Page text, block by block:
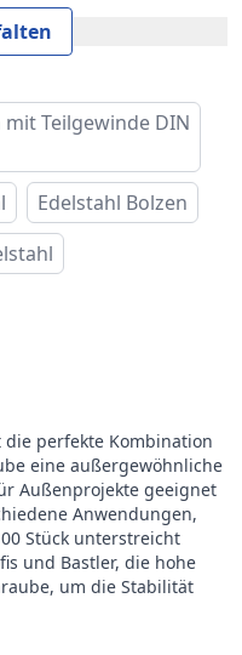
DIN 931
Sechskantkopf
ISO 4014
21,1 mm
Pro Verpackung
25,30 kg
Buitenzeskant
Teilgewinde DIN
Edelstahl Bolzen
die perfekte Kombination
eine außergewöhnliche
Außenprojekte geeignet
Anwendungen,
Stück unterstreicht
und Bastler, die hohe
um die Stabilität